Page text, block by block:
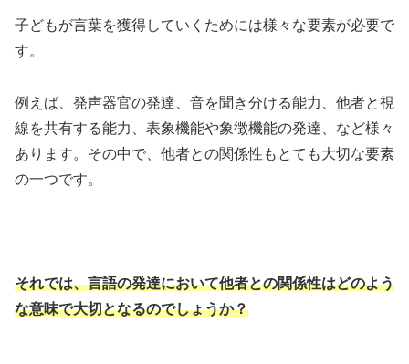
子どもが言葉を獲得していくためには様々な要素が必要で
す。
例えば、発声器官の発達、音を聞き分ける能力、他者と視
線を共有する能力、表象機能や象徴機能の発達、など様々
あります。その中で、他者との関係性もとても大切な要素
の一つです。
それでは、言語の発達において他者との関係性はどのよう
な意味で大切となるのでしょうか？